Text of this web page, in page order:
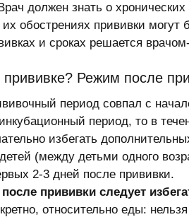
должен знать о хронических
обострениях прививки могут
и сроках решается
прививке? Режим после
период совпал с
период, то в
избегать
(между детьми одного
2-3 дней после прививки.
прививки следует
относительно еды: